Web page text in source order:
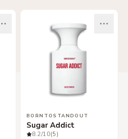
BORNTOSTANDOUT
Sugar Addict
8.2/10(5)